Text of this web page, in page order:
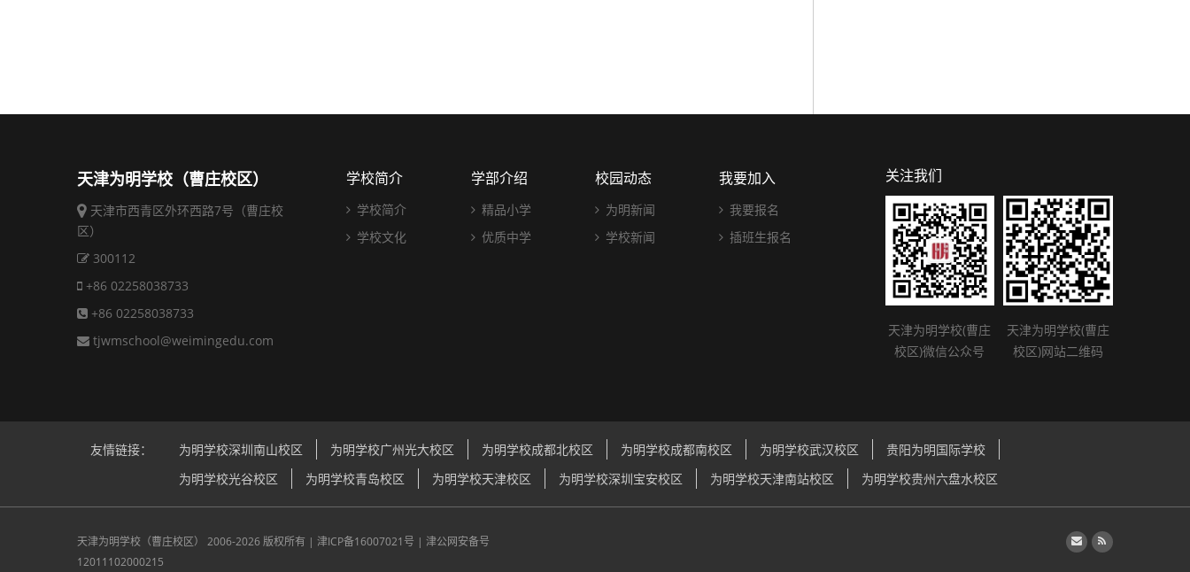
天津为明学校（曹庄校区）
天津市西青区外环西路7号（曹庄校
区）
300112
+86 02258038733
+86 02258038733
tjwmschool@weimingedu.com
学校简介
学校简介
学校文化
学部介绍
精品小学
优质中学
校园动态
为明新闻
学校新闻
我要加入
我要报名
插班生报名
关注我们
天津为明学校(曹庄
校区)微信公众号
天津为明学校(曹庄
校区)网站二维码
友情链接： 为明学校深圳南山校区 为明学校广州光大校区 为明学校成都北校区 为明学校成都南校区 为明学校武汉校区
贵阳为明国际学校
为明学校光谷校区
为明学校青岛校区 为明学校天津校区 为明学校深圳宝安校区 为明学校天津南站校区 为明学校贵州六盘水校区
天津为明学校（曹庄校区） 2006-2026 版权所有 | 津ICP备16007021号 | 津公网安备号
12011102000215